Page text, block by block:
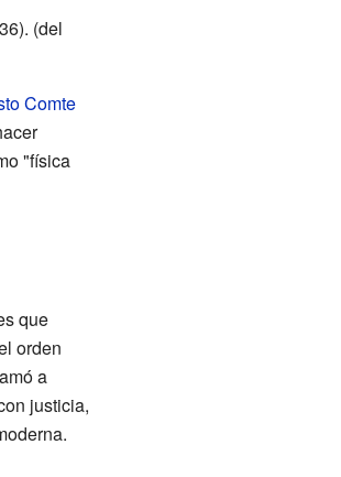
(del
Comte
"física
que
orden
a
justicia,